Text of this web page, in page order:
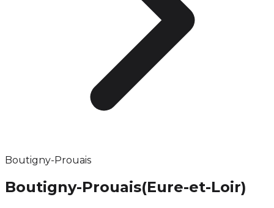
Boutigny-Prouais
Boutigny-Prouais(Eure-et-Loir)